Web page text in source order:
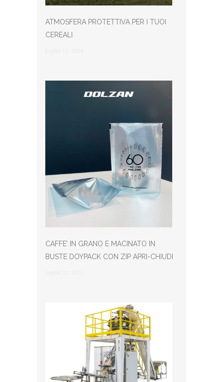
ATMOSFERA PROTETTIVA PER I TUOI
CEREALI
CAFFE’ IN GRANO E MACINATO IN
BUSTE DOYPACK CON ZIP APRI-CHIUDI